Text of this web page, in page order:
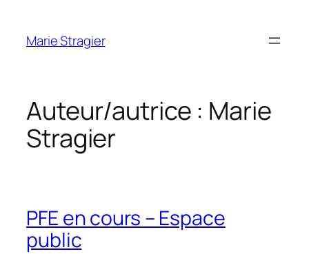
contenu
Marie Stragier
Auteur/autrice : Marie
Stragier
PFE en cours – Espace
public